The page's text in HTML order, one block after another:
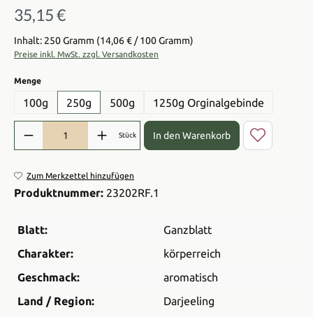
Regulärer Preis:
35,15 €
Inhalt: 250 Gramm (14,06 € / 100 Gramm)
Preise inkl. MwSt. zzgl. Versandkosten
Mengeauswählen
100g 250g 500g 1250g Orginalgebinde
Produkt Anzahl: Gib den gewünschten Wert ein oder benutze die
Stück In den Warenkorb
Zum Merkzettel hinzufügen
Produktnummer: 23202RF.1
Blatt:
Ganzblatt
Charakter:
körperreich
Geschmack:
aromatisch
Land / Region:
Darjeeling